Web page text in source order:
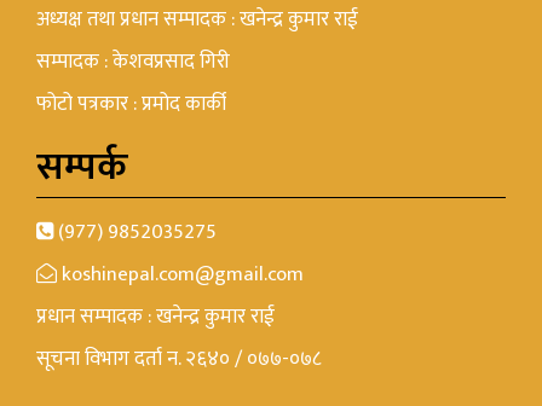
अध्यक्ष तथा प्रधान सम्पादक : खनेन्द्र कुमार राई
सम्पादक : केशवप्रसाद गिरी
फोटो पत्रकार : प्रमोद कार्की
सम्पर्क
(977) 9852035275
koshinepal.com@gmail.com
प्रधान सम्पादक : खनेन्द्र कुमार राई
सूचना विभाग दर्ता न. २६४० / ०७७-०७८